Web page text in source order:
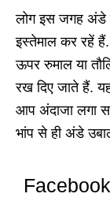
लोग इस जगह अंडे
इस्तेमाल कर रहें हैं.
ऊपर रुमाल या
रख दिए जाते हैं.
आप अंदाजा लगा
भांप से ही अंडे